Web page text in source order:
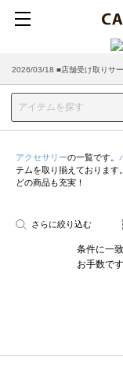
2026/03/18 ■店舗受け取りサ
アクセサリーの一覧です。
テムを取り揃えております
どの商品も充実！
さらに絞り込む
条件に一
お手数で